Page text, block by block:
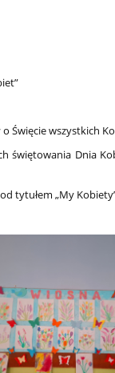
Święcie wszystkich
świętowania Dnia
tytułem „My